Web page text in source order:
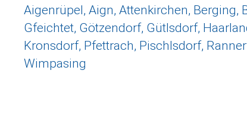
Aigenrüpel, Aign, Attenkirchen, Berging,
Gfeichtet, Götzendorf, Gütlsdorf,
Kronsdorf, Pfettrach, Pischlsdorf,
Wimpasing